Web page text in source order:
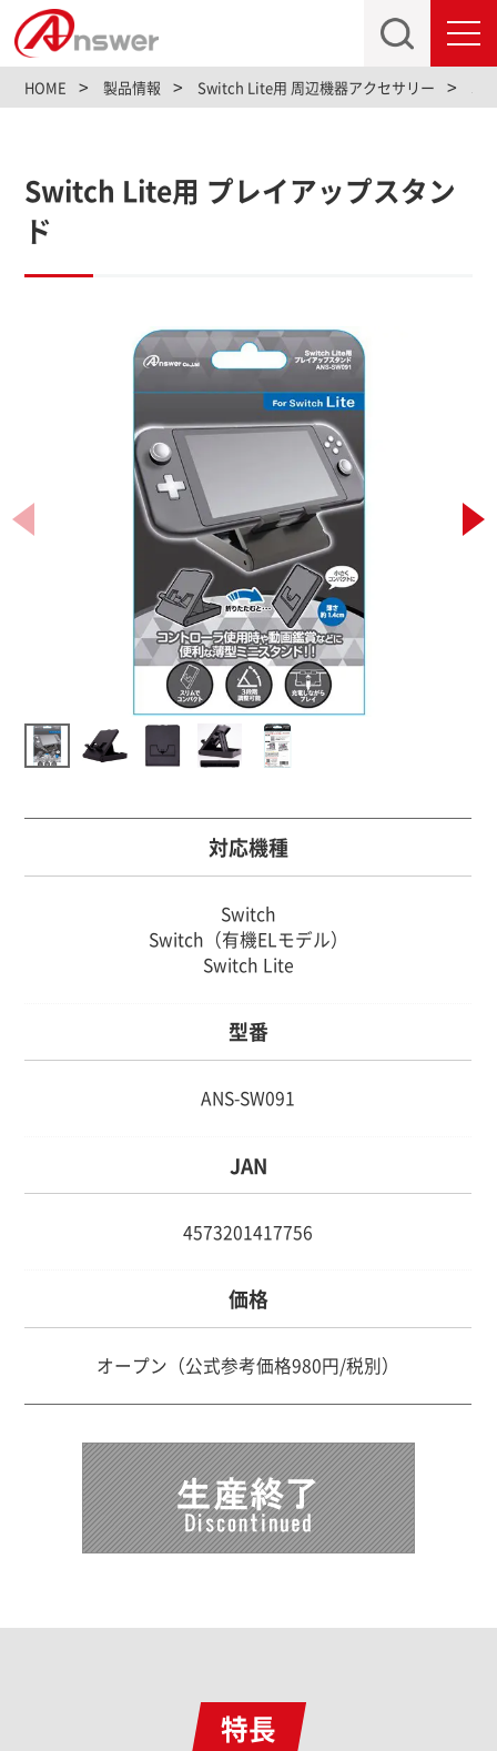
HOME 製品情報 Switch Lite用 周辺機器アクセサリー
Switch Lite用 プレイアップスタン
ド
対応機種
Switch
Switch（有機ELモデル）
Switch Lite
型番
ANS-SW091
JAN
4573201417756
価格
オープン（公式参考価格980円/税別）
特長